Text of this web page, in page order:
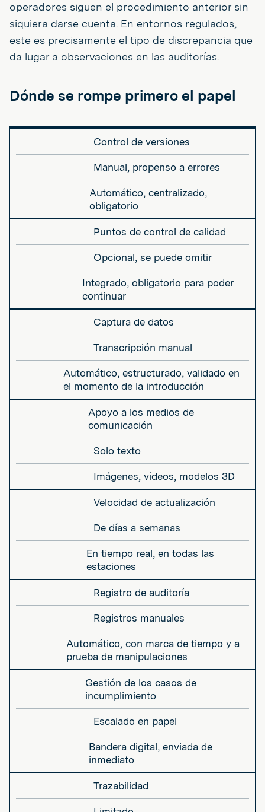
operadores siguen el procedimiento anterior sin
siquiera darse cuenta. En entornos regulados,
este es precisamente el tipo de discrepancia que
da lugar a observaciones en las auditorías.
Dónde se rompe primero el papel
Control de versiones
Manual, propenso a errores
Automático, centralizado,
obligatorio
Puntos de control de calidad
Opcional, se puede omitir
Integrado, obligatorio para poder
continuar
Captura de datos
Transcripción manual
Automático, estructurado, validado en
el momento de la introducción
Apoyo a los medios de
comunicación
Solo texto
Imágenes, vídeos, modelos 3D
Velocidad de actualización
De días a semanas
En tiempo real, en todas las
estaciones
Registro de auditoría
Registros manuales
Automático, con marca de tiempo y a
prueba de manipulaciones
Gestión de los casos de
incumplimiento
Escalado en papel
Bandera digital, enviada de
inmediato
Trazabilidad